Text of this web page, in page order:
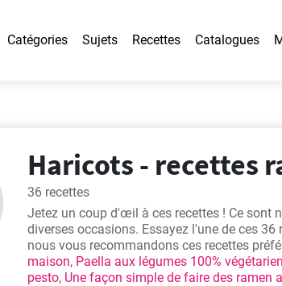
Catégories Sujets Recettes Catalogues
Haricots - recettes
36 recettes
Jetez un coup d'œil à ces recettes ! Ce sont
diverses occasions. Essayez l'une de ces
nous vous recommandons ces recettes
maison, Paella aux légumes 100%
pesto, Une façon simple de faire des ramen